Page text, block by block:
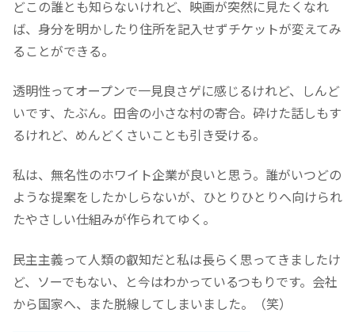
どこの誰とも知らないけれど、映画が突然に見たくなれ
ば、身分を明かしたり住所を記入せずチケットが変えてみ
ることができる。
透明性ってオープンで一見良さゲに感じるけれど、しんど
いです、たぶん。田舎の小さな村の寄合。砕けた話しもす
るけれど、めんどくさいことも引き受ける。
私は、無名性のホワイト企業が良いと思う。誰がいつどの
ような提案をしたかしらないが、ひとりひとりへ向けられ
たやさしい仕組みが作られてゆく。
民主主義って人類の叡知だと私は長らく思ってきましたけ
ど、ソーでもない、と今はわかっているつもりです。会社
から国家へ、また脱線してしまいました。（笑）